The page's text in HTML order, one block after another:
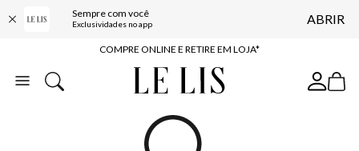
Sempre com você
Exclusividades no app ABRIR
10% OFF NA PRIMEIRA COMPRA*
COMPRE ONLINE E RETIRE EM LOJA*
ENTREGA EXPRESSA*
BAIXE O APP